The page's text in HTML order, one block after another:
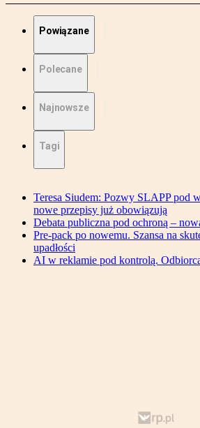
Powiązane
Polecane
Najnowsze
Tagi
Teresa Siudem: Pozwy SLAPP pod
nowe przepisy już obowiązują
Debata publiczna pod ochroną –
Pre-pack po nowemu. Szansa na
upadłości
AI w reklamie pod kontrolą.